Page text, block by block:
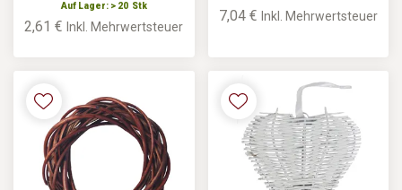
Auf Lager: > 20 Stk
2,61 €Inkl. Mehrwertsteuer
7,04 € Inkl. Mehrwertsteuer